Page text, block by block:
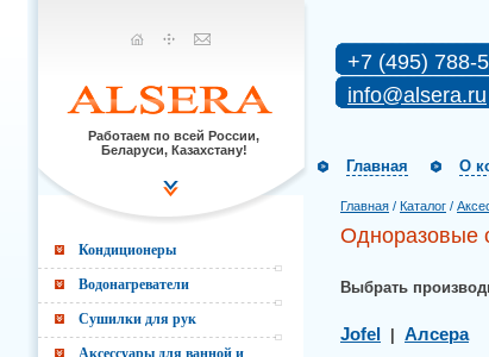
Работаем по всей России,
Беларуси, Казахстану!
+7 (495) 788-
info@alsera.ru
Главная О
Главная / Каталог /
Одноразовые
Выбрать
Jofel
Алсера
Кондиционеры
Водонагреватели
Сушилки для рук
Аксессуары для ванной и